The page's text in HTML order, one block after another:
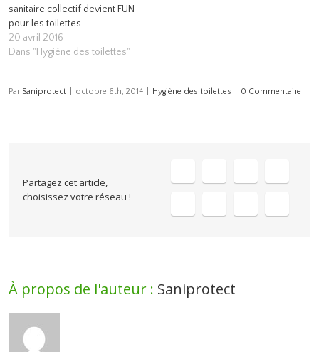
sanitaire collectif devient FUN
pour les toilettes
20 avril 2016
Dans "Hygiène des toilettes"
Par Saniprotect octobre 6th, 2014 Hygiène des toilettes 0 Commentaire
Partagez cet article,
choisissez votre réseau !
À propos de l'auteur : Saniprotect